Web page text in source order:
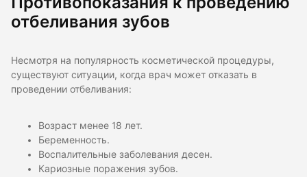
отбеливания зубов
Несмотря на популярность косметической процедуры,
существуют ситуации, когда врач может отказать в
проведении отбеливания:
Возраст менее 18 лет.
Беременность.
Воспалительные заболевания десен.
Кариозные поражения зубов.